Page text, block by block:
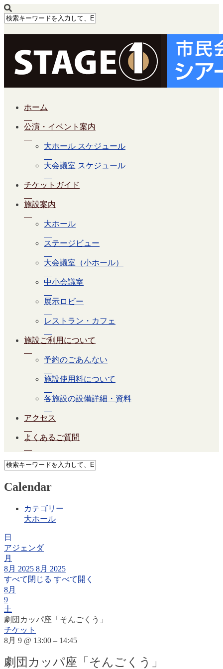
ホーム
公演・イベント案内
大ホール スケジュール
大会議室 スケジュール
チケットガイド
施設案内
大ホール
ステージビュー
大会議室（小ホール）
中小会議室
展示ロビー
レストラン・カフェ
施設ご利用について
予約のごあんない
施設使用料について
各施設の設備詳細・資料
アクセス
よくあるご質問
Calendar
カテゴリー
大ホール
日
アジェンダ
月
8月 2025 8月 2025
すべて閉じる すべて開く
8月
9
土
劇団カッパ座「そんごくう」
チケット
8月 9 @ 13:00 – 14:45
劇団カッパ座「そんごくう」